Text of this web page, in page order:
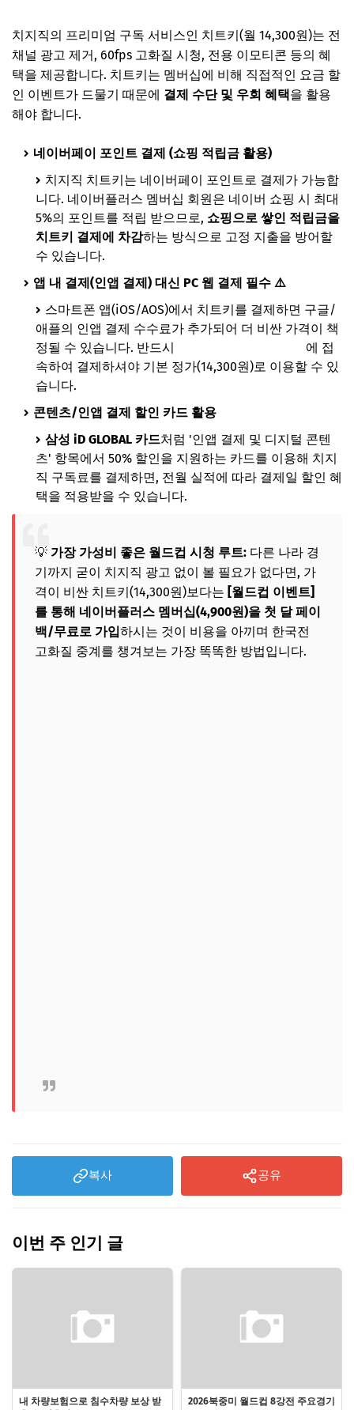
치지직의 프리미엄 구독 서비스인 치트키(월 14,300원)는 전
채널 광고 제거, 60fps 고화질 시청, 전용 이모티콘 등의 혜
택을 제공합니다. 치트키는 멤버십에 비해 직접적인 요금 할
인 이벤트가 드물기 때문에 결제 수단 및 우회 혜택을 활용
해야 합니다.
네이버페이 포인트 결제 (쇼핑 적립금 활용)
치지직 치트키는 네이버페이 포인트로 결제가 가능합
니다. 네이버플러스 멤버십 회원은 네이버 쇼핑 시 최대
5%의 포인트를 적립 받으므로, 쇼핑으로 쌓인 적립금을
치트키 결제에 차감하는 방식으로 고정 지출을 방어할
수 있습니다.
앱 내 결제(인앱 결제) 대신 PC 웹 결제 필수 ⚠️
스마트폰 앱(iOS/AOS)에서 치트키를 결제하면 구글/
애플의 인앱 결제 수수료가 추가되어 더 비싼 가격이 책
정될 수 있습니다. 반드시
에 접
속하여 결제하셔야 기본 정가(14,300원)로 이용할 수 있
습니다.
콘텐츠/인앱 결제 할인 카드 활용
삼성 iD GLOBAL 카드처럼 '인앱 결제 및 디지털 콘텐
츠' 항목에서 50% 할인을 지원하는 카드를 이용해 치지
직 구독료를 결제하면, 전월 실적에 따라 결제일 할인 혜
택을 적용받을 수 있습니다.
💡 가장 가성비 좋은 월드컵 시청 루트: 다른 나라 경
기까지 굳이 치지직 광고 없이 볼 필요가 없다면, 가
격이 비싼 치트키(14,300원)보다는 [월드컵 이벤트]
를 통해 네이버플러스 멤버십(4,900원)을 첫 달 페이
백/무료로 가입하시는 것이 비용을 아끼며 한국전
고화질 중계를 챙겨보는 가장 똑똑한 방법입니다.
복사 공유
이번 주 인기 글
내 차량보험으로 침수차량 보상 받
2026북중미 월드컵 8강전 주요경기